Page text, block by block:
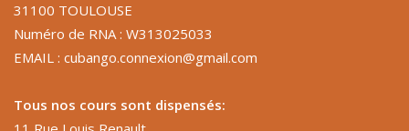
31100 TOULOUSE
Numéro de RNA : W313025033
EMAIL : cubango.connexion@gmail.com
Tous nos cours sont dispensés: